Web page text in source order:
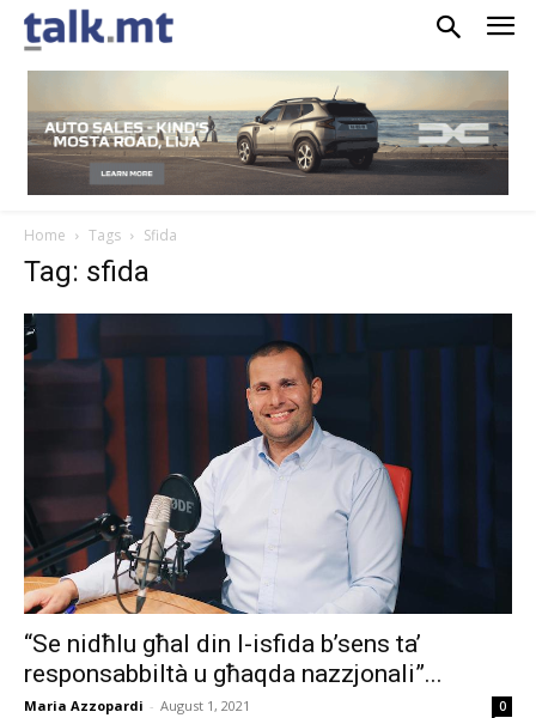
Home Tags Sfida
Tag: sfida
“Se nidħlu għal din l-isfida b’sens ta’
responsabbiltà u għaqda nazzjonali”...
Maria Azzopardi - August 1, 2021 0